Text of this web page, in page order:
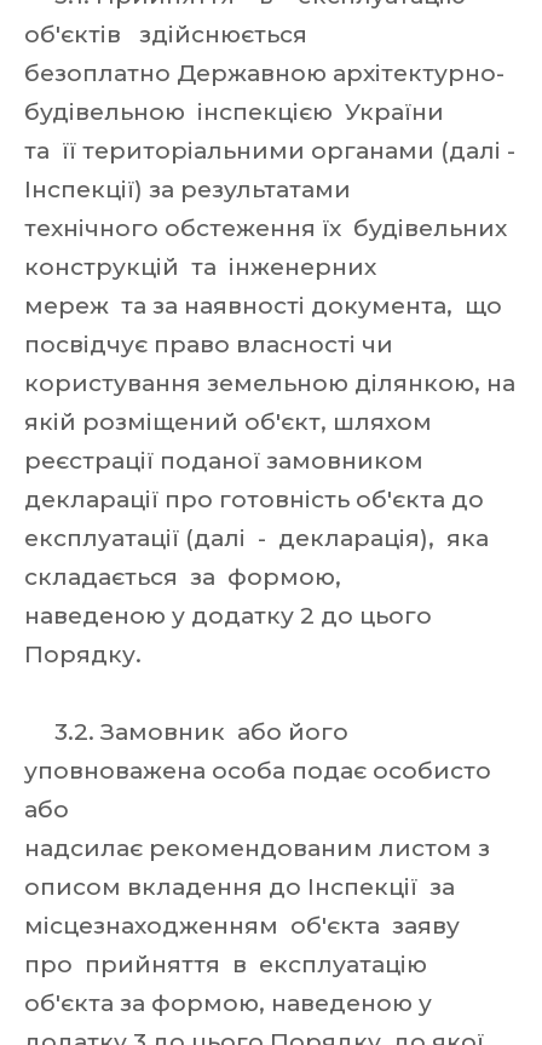
об'єктів здійснюється
безоплатно Державною архітектурно-
будівельною інспекцією України
та її територіальними органами (далі -
Інспекції) за результатами
технічного обстеження їх будівельних
конструкцій та інженерних
мереж та за наявності документа, що
посвідчує право власності чи
користування земельною ділянкою, на
якій розміщений об'єкт, шляхом
реєстрації поданої замовником
декларації про готовність об'єкта до
експлуатації (далі - декларація), яка
складається за формою,
наведеною у додатку 2 до цього
Порядку.
3.2. Замовник або його
уповноважена особа подає особисто
або
надсилає рекомендованим листом з
описом вкладення до Інспекції за
місцезнаходженням об'єкта заяву
про прийняття в експлуатацію
об'єкта за формою, наведеною у